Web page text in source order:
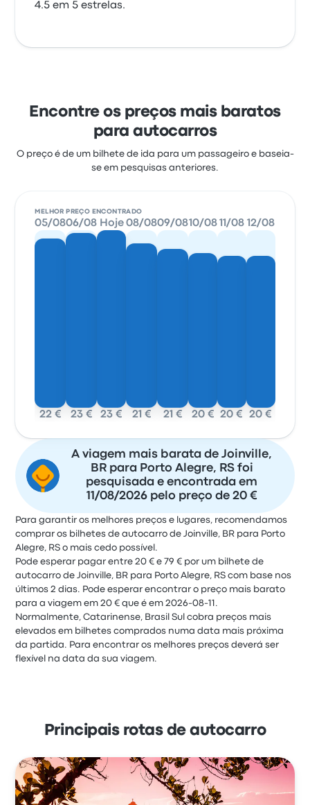
4.5 em 5 estrelas.
Encontre os preços mais baratos
para autocarros
O preço é de um bilhete de ida para um passageiro e baseia-
se em pesquisas anteriores.
MELHOR PREÇO ENCONTRADO
05/08
22 €
06/08
23 €
Hoje
23 €
08/08
21 €
09/08
21 €
10/08
20 €
11/08
20 €
12/08
20 €
A viagem mais barata de Joinville,
BR para Porto Alegre, RS foi
pesquisada e encontrada em
11/08/2026 pelo preço de 20 €
Para garantir os melhores preços e lugares, recomendamos
comprar os bilhetes de autocarro de Joinville, BR para Porto
Alegre, RS o mais cedo possível.
Pode esperar pagar entre 20 € e 79 € por um bilhete de
autocarro de Joinville, BR para Porto Alegre, RS com base nos
últimos 2 dias. Pode esperar encontrar o preço mais barato
para a viagem em 20 € que é em 2026-08-11.
Normalmente, Catarinense, Brasil Sul cobra preços mais
elevados em bilhetes comprados numa data mais próxima
da partida. Para encontrar os melhores preços deverá ser
flexível na data da sua viagem.
Principais rotas de autocarro